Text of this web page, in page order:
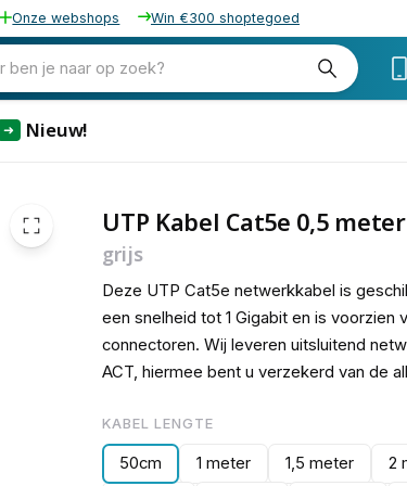
Onze webshops Win €300 shoptegoed
ben je naar op zoek?
➜ Nieuw!
UTP Kabel Cat5e 0,5 meter
grijs
Deze UTP Cat5e netwerkkabel is
een snelheid tot 1 Gigabit en is voorzien
connectoren. Wij leveren uitsluitend
ACT, hiermee bent u verzekerd van de
KABEL LENGTE
50cm 1 meter 1,5 meter 2
€ 1,15